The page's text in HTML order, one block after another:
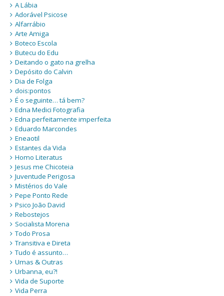
A Lábia
Adorável Psicose
Alfarrábio
Arte Amiga
Boteco Escola
Butecu do Edu
Deitando o gato na grelha
Depósito do Calvin
Dia de Folga
dois:pontos
É o seguinte… tá bem?
Edna Medici Fotografia
Edna perfeitamente imperfeita
Eduardo Marcondes
Eneaotil
Estantes da Vida
Homo Literatus
Jesus me Chicoteia
Juventude Perigosa
Mistérios do Vale
Pepe Ponto Rede
Psico João David
Rebostejos
Socialista Morena
Todo Prosa
Transitiva e Direta
Tudo é assunto…
Umas & Outras
Urbanna, eu?!
Vida de Suporte
Vida Perra